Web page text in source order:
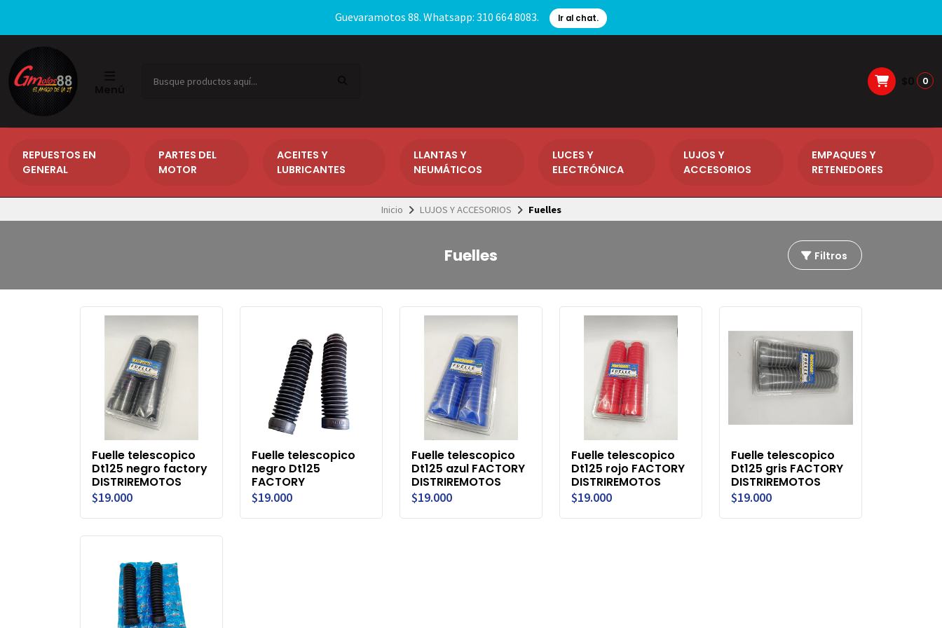
Guevaramotos 88. Whatsapp: 310 664 8083. Ir al chat.
0
REPUESTOS EN
GENERAL
PARTES DEL
MOTOR
ACEITES Y
LUBRICANTES
LLANTAS Y
NEUMÁTICOS
LUCES Y
ELECTRÓNICA
LUJOS Y
ACCESORIOS
EMPAQUES Y
RETENEDORES
Inicio LUJOS Y ACCESORIOS Fuelles
Fuelles Filtros
Fuelle telescopico
Dt125 negro factory
DISTRIREMOTOS
$19.000
Fuelle telescopico
negro Dt125
FACTORY
$19.000
Fuelle telescopico
Dt125 azul FACTORY
DISTRIREMOTOS
$19.000
Fuelle telescopico
Dt125 rojo FACTORY
DISTRIREMOTOS
$19.000
Fuelle telescopico
Dt125 gris FACTORY
DISTRIREMOTOS
$19.000